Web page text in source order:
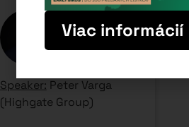
Speaker: Peter Varga
(Highgate Group)
Viac informácií